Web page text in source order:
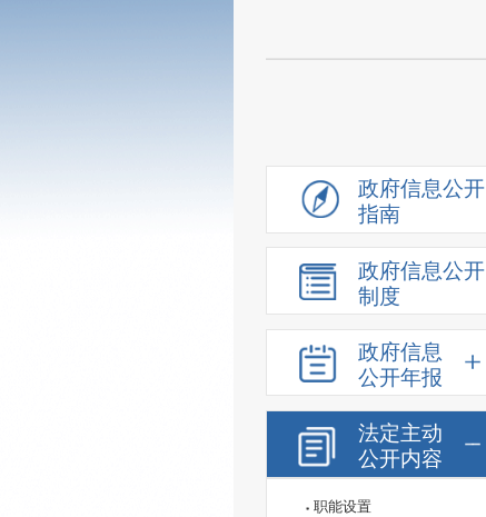
政府信息公开
指南
政府信息公开
制度
政府信息
公开年报
法定主动
公开内容
职能设置